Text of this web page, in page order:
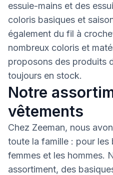
essuie-mains et des
coloris basiques et
également du fil à
nombreux coloris et
proposons des produits
toujours en stock.
Notre
vêtements
Chez Zeeman, nous
toute la famille : pour les
femmes et les hommes.
assortiment, des